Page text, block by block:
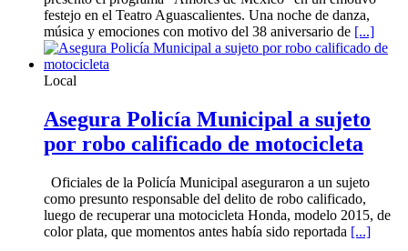
festejo en el Teatro Aguascalientes. Una noche de danza,
música y emociones con motivo del 38 aniversario de [...]
Local
Asegura Policía Municipal a sujeto
por robo calificado de motocicleta
Oficiales de la Policía Municipal aseguraron a un sujeto
como presunto responsable del delito de robo calificado,
luego de recuperar una motocicleta Honda, modelo 2015, de
color plata, que momentos antes había sido reportada [...]